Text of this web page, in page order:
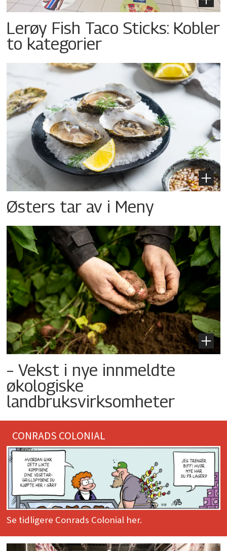
Lerøy Fish Taco Sticks: Kobler
to kategorier
Østers tar av i Meny
– Vekst i nye innmeldte
økologiske
landbruksvirksomheter
CONRADS COLONIAL
Se tidligere Conrads Colonial her.